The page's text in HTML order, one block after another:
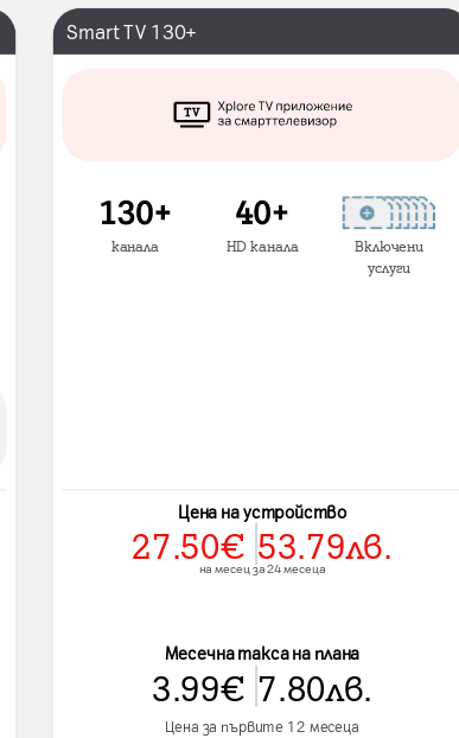
Smart TV 130+
канала HD канала
Включени
услуги
Цена на устройство
27.50€ 53.79лв.
на месец за 24 месеца
Месечна такса на плана
3.99€ 7.80лв.
Цена за първите 12 месеца